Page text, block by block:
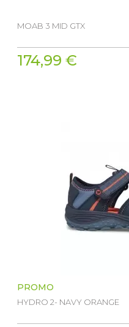
MOAB 3 MID GTX
174,99 €
PROMO
HYDRO 2- NAVY ORANGE